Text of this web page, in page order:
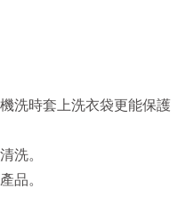
洗時套上洗衣袋更能保護
洗。
品。